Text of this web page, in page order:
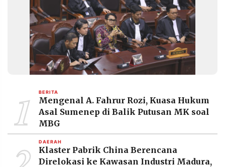
RESOLUSI
MEDIA
©
Resolusi.co
-
PT.
1 BERITA
Mengenal A. Fahrur Rozi, Kuasa Hukum
Asal Sumenep di Balik Putusan MK soal
MBG
DAERAH
Klaster Pabrik China Berencana
Direlokasi ke Kawasan Industri Madura,